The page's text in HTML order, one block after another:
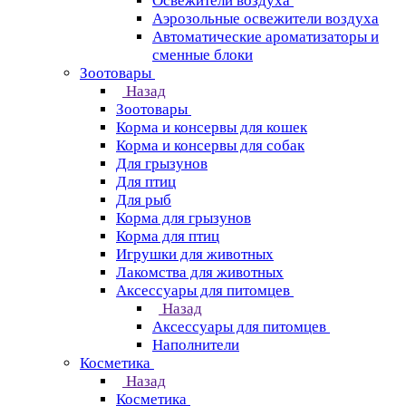
Аэрозольные освежители воздуха
Автоматические ароматизаторы и
сменные блоки
Зоотовары
Назад
Зоотовары
Корма и консервы для кошек
Корма и консервы для собак
Для грызунов
Для птиц
Для рыб
Корма для грызунов
Корма для птиц
Игрушки для животных
Лакомства для животных
Аксессуары для питомцев
Назад
Аксессуары для питомцев
Наполнители
Косметика
Назад
Косметика